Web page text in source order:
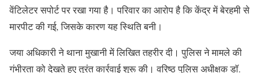
वेंटिलेटर सपोर्ट पर रखा गया है। परिवार का आरोप है कि केंद्र में बेरहमी से
मारपीट की गई, जिसके कारण यह स्थिति बनी।
जया अधिकारी ने थाना मुखानी में लिखित तहरीर दी। पुलिस ने मामले की
गंभीरता को देखते हुए तुरंत कार्रवाई शुरू की। वरिष्ठ पुलिस अधीक्षक डॉ.